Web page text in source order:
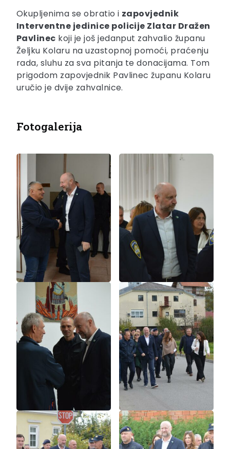
Okupljenima se obratio i zapovjednik
Interventne jedinice policije Zlatar Dražen
Pavlinec koji je još jedanput zahvalio županu
Željku Kolaru na uzastopnoj pomoći, praćenju
rada, sluhu za sva pitanja te donacijama. Tom
prigodom zapovjednik Pavlinec županu Kolaru
uručio je dvije zahvalnice.
Fotogalerija